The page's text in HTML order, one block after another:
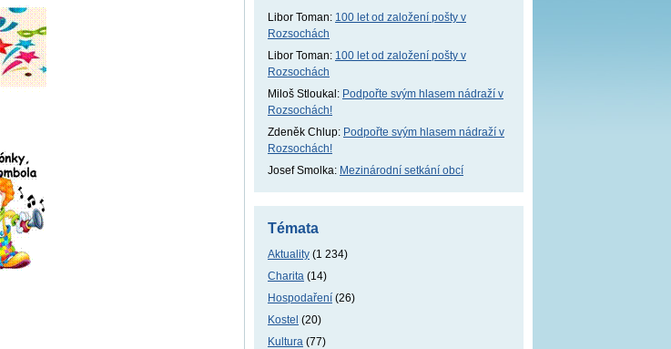
Libor Toman: 100 let od založení pošty v
Rozsochách
Libor Toman: 100 let od založení pošty v
Rozsochách
Miloš Stloukal : Podpořte svým hlasem nádraží v
Rozsochách!
Zdeněk Chlup: Podpořte svým hlasem nádraží v
Rozsochách!
Josef Smolka: Mezinárodní setkání obcí
Témata
Aktuality (1 234)
Charita (14)
Hospodaření (26)
Kostel (20)
Kultura (77)